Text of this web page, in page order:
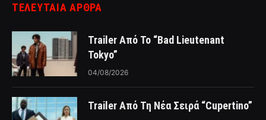
ΤΕΛΕΥΤΑΙΑ ΑΡΘΡΑ
Trailer Από Το “Bad Lieutenant
Tokyo”
04/08/2026
Trailer Από Τη Νέα Σειρά “Cupertino”